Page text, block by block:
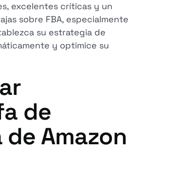
excelentes críticas y un
sobre FBA, especialmente
su estrategia de
y optimice su
de
Amazon